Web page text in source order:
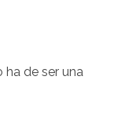
de ser una